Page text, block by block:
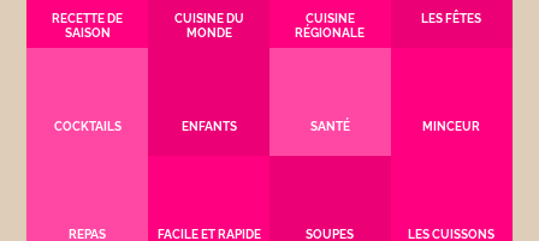
RECETTE DE
SAISON
CUISINE DU
MONDE
CUISINE
RÉGIONALE
LES FÊTES
COCKTAILS ENFANTS SANTÉ MINCEUR
REPAS
FACILE ET RAPIDE SOUPES LES CUISSONS